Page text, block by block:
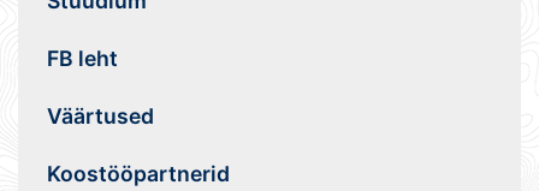
FB leht
Väärtused
Koostööpartnerid